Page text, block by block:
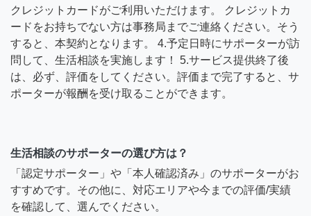
クレジットカードがご利用いただけます。 クレジットカ
ードをお持ちでない方は事務局までご連絡ください。そう
すると、本契約となります。 4.予定日時にサポーターが訪
問して、生活相談を実施します！ 5.サービス提供終了後
は、必ず、評価をしてください。評価まで完了すると、サ
ポーターが報酬を受け取ることができます。
生活相談のサポーターの選び方は？
「認定サポーター」や「本人確認済み」のサポーターがお
すすめです。その他に、対応エリアや今までの評価/実績
を確認して、選んでください。